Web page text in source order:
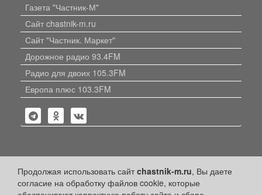
Продолжая использовать сайтchastnik-m.ru, Вы даете
согласие на обработку файлов cookie, которые
Газета "Частник-М"
Сайт chastnik-m.ru
Сайт "Частник. Маркет"
Дорожное радио 93.4FM
Радио для двоих 105.3FM
Европа плюс 103.3FM
Политика конфиденциальности
Публикации с пометкой «Реклама», «На правах рекламы»,